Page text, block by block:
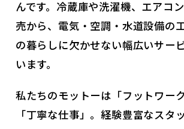
んです。冷蔵庫や洗濯機、エアコ
売から、電気・空調・水道設備の
の暮らしに欠かせない幅広いサー
います。
私たちのモットーは「フットワー
「丁寧な仕事」。経験豊富なスタ